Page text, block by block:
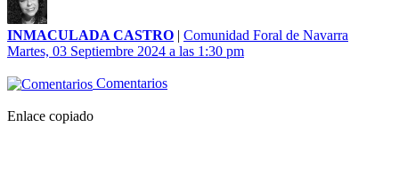
INMACULADA CASTRO | Comunidad Foral de Navarra
Martes, 03 Septiembre 2024 a las 1:30 pm
Comentarios
Enlace copiado